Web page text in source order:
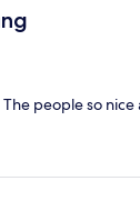
people so nice